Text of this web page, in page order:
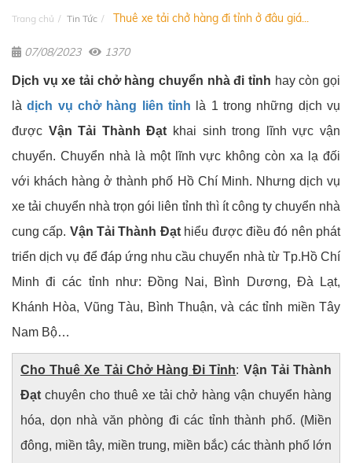
Trang chủ Tin Tức Thuê xe tải chở hàng đi tỉnh ở đâu giá...
07/08/2023 1370
Dịch vụ xe tải chở hàng chuyển nhà đi tỉnh hay còn gọi
làdịch vụ chở hàng liên tỉnh là 1 trong những dịch vụ
được Vận Tải Thành Đạt khai sinh trong lĩnh vực vận
chuyển. Chuyển nhà là một lĩnh vực không còn xa lạ đối
với khách hàng ở thành phố Hồ Chí Minh. Nhưng dịch vụ
xe tải chuyển nhà trọn gói liên tỉnh thì ít công ty chuyển nhà
cung cấp. Vận Tải Thành Đạthiểu được điều đó nên phát
triển dịch vụ để đáp ứng nhu cầu chuyển nhà từ Tp.Hồ Chí
Minh đi các tỉnh như: Đồng Nai, Bình Dương, Đà Lạt,
Khánh Hòa, Vũng Tàu, Bình Thuận, và các tỉnh miền Tây
Nam Bộ…
Cho Thuê Xe Tải Chở Hàng Đi Tỉnh: Vận Tải Thành
Đạt chuyên cho thuê xe tải chở hàng vận chuyển hàng
hóa, dọn nhà văn phòng đi các tỉnh thành phố. (Miền
đông, miền tây, miền trung, miền bắc) các thành phố lớn